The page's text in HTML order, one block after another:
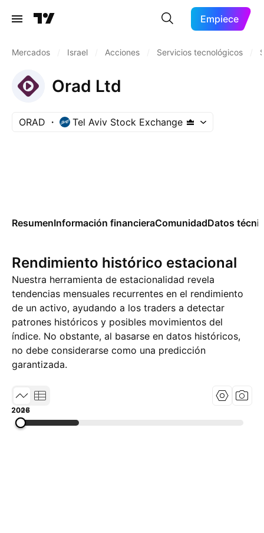
Empiece
Mercados Israel Acciones Servicios tecnológicos
Orad Ltd
ORAD Tel Aviv Stock Exchange
ResumenInformación financieraComunidadDatos
Rendimiento histórico estacional
Nuestra herramienta de estacionalidad revela
tendencias mensuales recurrentes en el rendimiento
de un activo, ayudando a los traders a detectar
patrones históricos y posibles movimientos del
índice. No obstante, al basarse en datos históricos,
no debe considerarse como una predicción
garantizada.
2007
2016
2026